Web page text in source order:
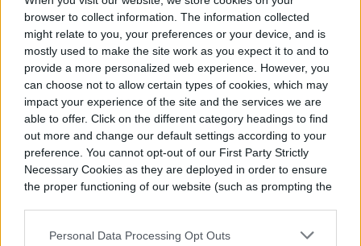
browser to collect information. The information collected
might relate to you, your preferences or your device, and is
mostly used to make the site work as you expect it to and to
provide a more personalized web experience. However, you
can choose not to allow certain types of cookies, which may
impact your experience of the site and the services we are
able to offer. Click on the different category headings to find
out more and change our default settings according to your
preference. You cannot opt-out of our First Party Strictly
Necessary Cookies as they are deployed in order to ensure
the proper functioning of our website (such as prompting the
Personal Data Processing Opt Outs
natal.
Tanaka y James, dos amigos con una
amistad cálida, leal y divertida.
Diego Bastarrica
Senior Editor